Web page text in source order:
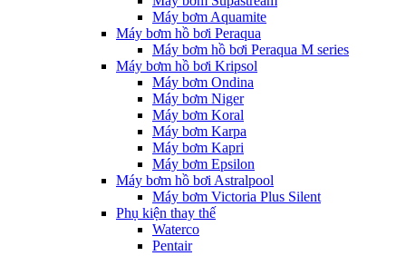
Máy bơm Aquamite
Máy bơm hồ bơi Peraqua
Máy bơm hồ bơi Peraqua M series
Máy bơm hồ bơi Kripsol
Máy bơm Ondina
Máy bơm Niger
Máy bơm Koral
Máy bơm Karpa
Máy bơm Kapri
Máy bơm Epsilon
Máy bơm hồ bơi Astralpool
Máy bơm Victoria Plus Silent
Phụ kiện thay thế
Waterco
Pentair